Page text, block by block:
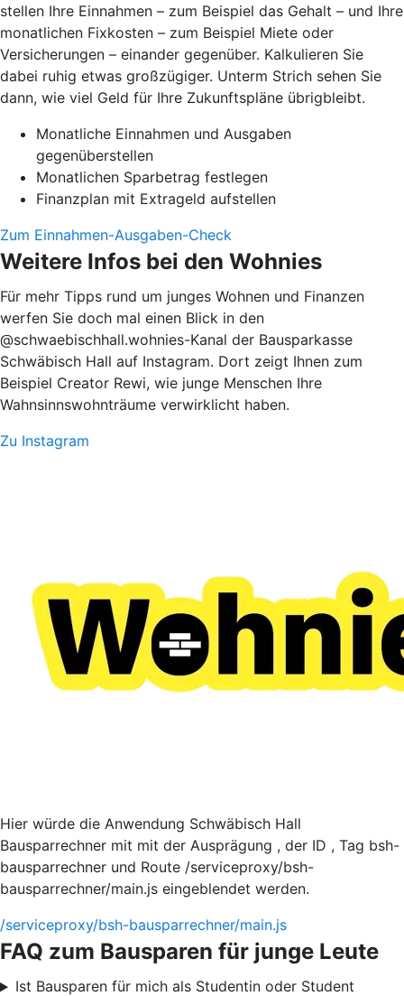
stellen Ihre Einnahmen – zum Beispiel das Gehalt – und Ihre
monatlichen Fixkosten – zum Beispiel Miete oder
Versicherungen – einander gegenüber. Kalkulieren Sie
dabei ruhig etwas großzügiger. Unterm Strich sehen Sie
dann, wie viel Geld für Ihre Zukunftspläne übrigbleibt.
Monatliche Einnahmen und Ausgaben
gegenüberstellen
Monatlichen Sparbetrag festlegen
Finanzplan mit Extrageld aufstellen
Zum Einnahmen-Ausgaben-Check
Weitere Infos bei den Wohnies
Für mehr Tipps rund um junges Wohnen und Finanzen
werfen Sie doch mal einen Blick in den
@schwaebischhall.wohnies-Kanal der Bausparkasse
Schwäbisch Hall auf Instagram. Dort zeigt Ihnen zum
Beispiel Creator Rewi, wie junge Menschen Ihre
Wahnsinnswohnträume verwirklicht haben.
Zu Instagram
Hier würde die Anwendung Schwäbisch Hall
Bausparrechner mit mit der Ausprägung , der ID , Tag bsh-
bausparrechner und Route /serviceproxy/bsh-
bausparrechner/main.js eingeblendet werden.
/serviceproxy/bsh-bausparrechner/main.js
FAQ zum Bausparen für junge Leute
Ist Bausparen für mich als Studentin oder Student